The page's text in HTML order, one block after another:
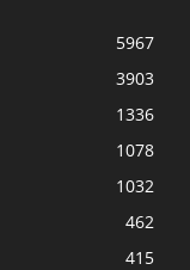
5967
3903
1336
1078
1032
462
415